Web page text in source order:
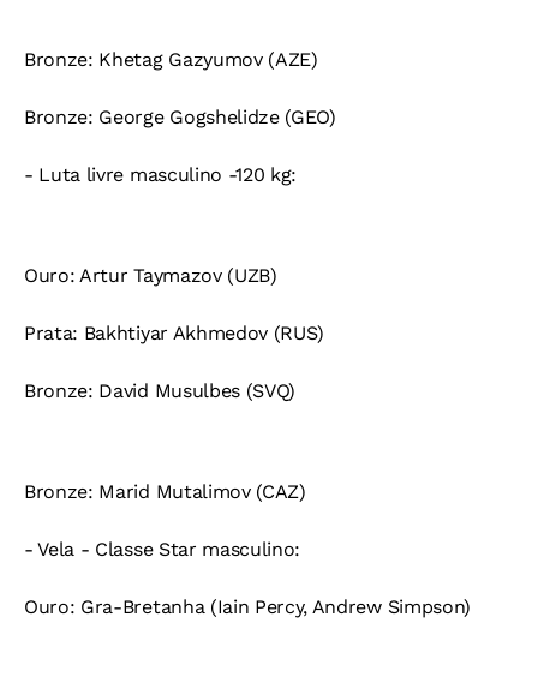
Bronze: Khetag Gazyumov (AZE)
Bronze: George Gogshelidze (GEO)
- Luta livre masculino -120 kg:
Ouro: Artur Taymazov (UZB)
Prata: Bakhtiyar Akhmedov (RUS)
Bronze: David Musulbes (SVQ)
Bronze: Marid Mutalimov (CAZ)
- Vela - Classe Star masculino:
Ouro: Gra-Bretanha (Iain Percy, Andrew Simpson)